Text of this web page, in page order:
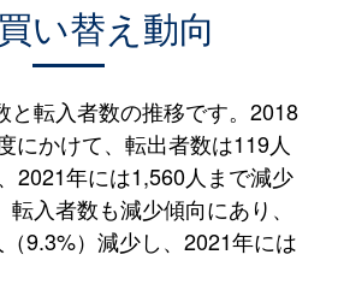
い替え動向
と転入者数の推移です。2018
にかけて、転出者数は119人
2021年には1,560人まで減少
入者数も減少傾向にあり、
9.3%）減少し、2021年には